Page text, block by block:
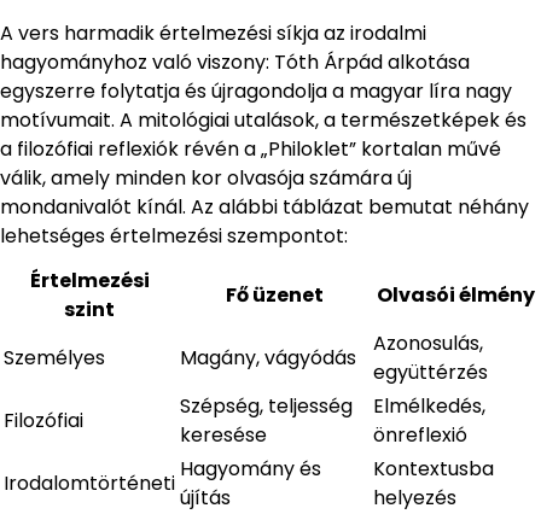
A vers harmadik értelmezési síkja az irodalmi
hagyományhoz való viszony: Tóth Árpád alkotása
egyszerre folytatja és újragondolja a magyar líra nagy
motívumait. A mitológiai utalások, a természetképek és
a filozófiai reflexiók révén a „Philoklet” kortalan művé
válik, amely minden kor olvasója számára új
mondanivalót kínál. Az alábbi táblázat bemutat néhány
lehetséges értelmezési szempontot:
Értelmezési
szint
Fő üzenet Olvasói élmény
Személyes Magány, vágyódás
Azonosulás,
együttérzés
Filozófiai
Szépség, teljesség
keresése
Elmélkedés,
önreflexió
Irodalomtörténeti
Hagyomány és
újítás
Kontextusba
helyezés